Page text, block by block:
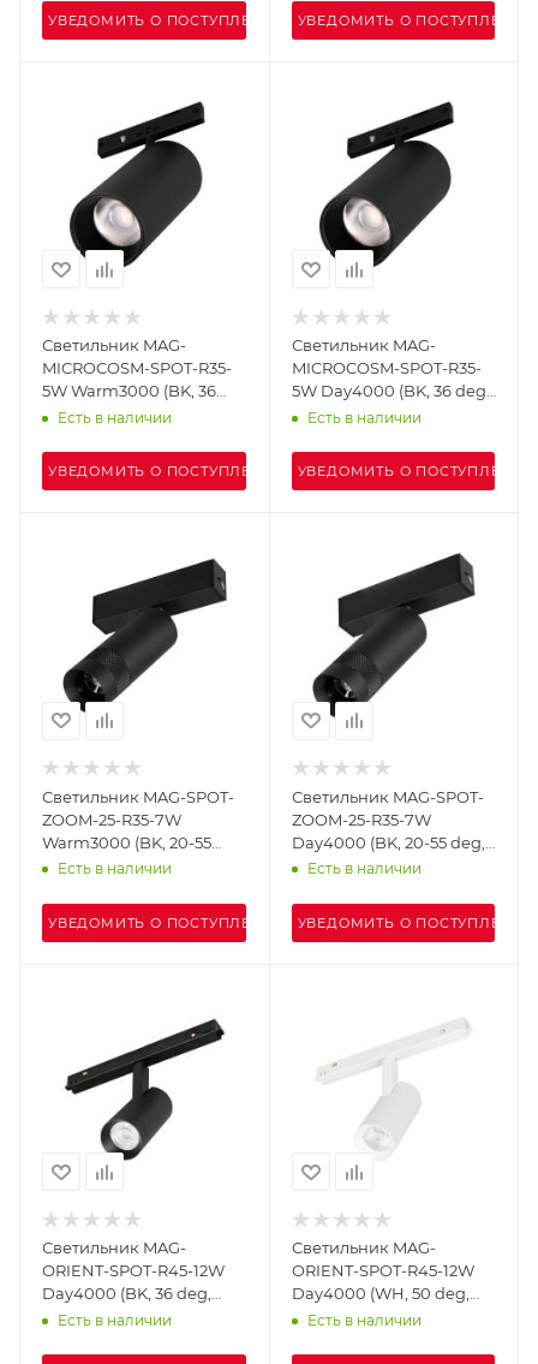
УВЕДОМИТЬ О ПОСТУПЛЕНИИ УВЕДОМИТЬ О ПОСТУПЛЕНИИ
Светильник MAG-
MICROCOSM-SPOT-R35-
5W Warm3000 (BK, 36
deg, 24V) (Arlight, IP20
Есть в наличии
УВЕДОМИТЬ О ПОСТУПЛЕНИИ
Светильник MAG-
MICROCOSM-SPOT-R35-
5W Day4000 (BK, 36 deg,
24V) (Arlight, IP20
Есть в наличии
УВЕДОМИТЬ О ПОСТУПЛЕНИИ
Светильник MAG-SPOT-
ZOOM-25-R35-7W
Warm3000 (BK, 20-55
deg, 24V) (Arlight, IP20
Есть в наличии
УВЕДОМИТЬ О ПОСТУПЛЕНИИ
Светильник MAG-SPOT-
ZOOM-25-R35-7W
Day4000 (BK, 20-55 deg,
24V) (Arlight, IP20
Есть в наличии
УВЕДОМИТЬ О ПОСТУПЛЕНИИ
Светильник MAG-
ORIENT-SPOT-R45-12W
Day4000 (BK, 36 deg,
48V) (Arlight, IP20
Есть в наличии
Светильник MAG-
ORIENT-SPOT-R45-12W
Day4000 (WH, 50 deg,
48V) (Arlight, IP20
Есть в наличии